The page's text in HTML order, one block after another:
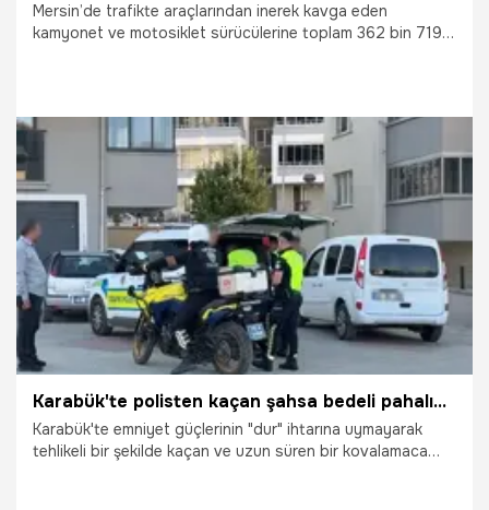
Mersin’de trafikte araçlarından inerek kavga eden
kamyonet ve motosiklet sürücülerine toplam 362 bin 719
11.07.2026 Gündem
Karabük'te polisten kaçan şahsa bedeli pahalıya patladı: Dur ihtarına uymayan o sürücüye acımadı!
Karabük'te emniyet güçlerinin "dur" ihtarına uymayarak
tehlikeli bir şekilde kaçan ve uzun süren bir kovalamaca